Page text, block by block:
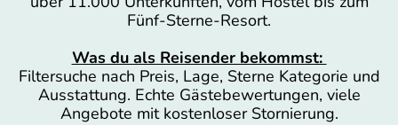
Fünf-Sterne-Resort.
Was du als Reisender bekommst:
Filtersuche nach Preis, Lage, Sterne Kategorie und
Ausstattung. Echte Gästebewertungen, viele
Angebote mit kostenloser Stornierung.